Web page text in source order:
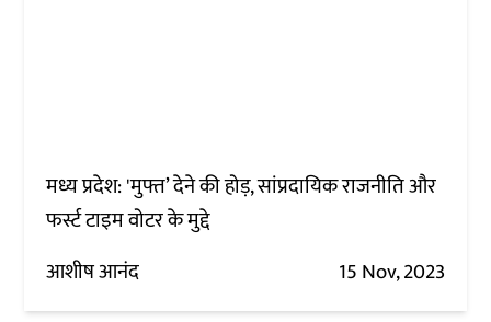
मध्य प्रदेश: 'मुफ्त’ देने की होड़, सांप्रदायिक राजनीति और
फर्स्ट टाइम वोटर के मुद्दे
आशीष आनंद
15 Nov, 2023